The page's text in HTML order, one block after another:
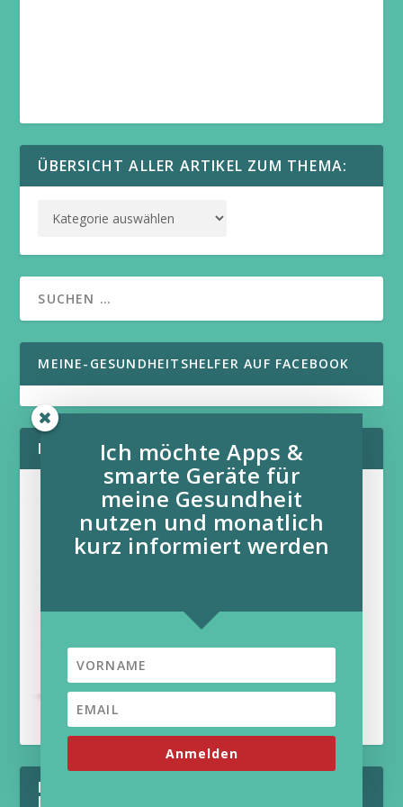
ÜBERSICHT ALLER ARTIKEL ZUM THEMA:
MEINE-GESUNDHEITSHELFER AUF FACEBOOK
MEIN AKTUELLES BUCH:
BLEIBEN SIE AUF DEM LAUFENDEN - FÜR
DEN NEWSLETTER ANMELDEN
Ich möchte Apps &
smarte Geräte für
meine Gesundheit
nutzen und monatlich
kurz informiert werden
Anmelden